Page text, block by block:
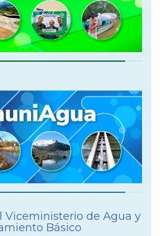
Viceministerio de Agua y
Básico